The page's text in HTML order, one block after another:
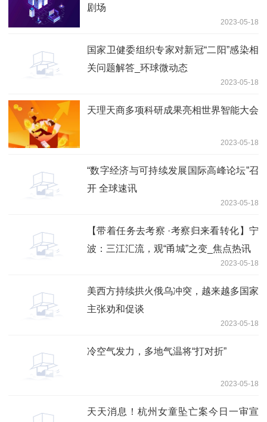
剧场
2023-05-18
国家卫健委组织专家对新冠“二阳”感染相
关问题解答_环球微动态
2023-05-18
天理天商多项科研成果亮相世界智能大会
2023-05-18
“数字经济与可持续发展国际高峰论坛”召
开 全球速讯
2023-05-18
【带着任务去考察 ·考察归来看转化】宁
波：三江汇流，观“甬城”之变_焦点热讯
2023-05-18
美西方持续拱火俄乌冲突，越来越多国家
主张劝和促谈
2023-05-18
冷空气发力，多地气温将“打对折”
2023-05-18
天天消息！杭州女童坠亡案今日一审宣